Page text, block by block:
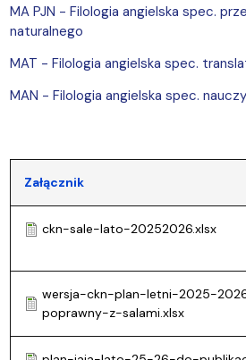
MA PJN - Filologia angielska spec.
naturalnego
MAT - Filologia angielska spec.
MAN - Filologia angielska spec.
Załącznik
ckn-sale-lato-20252026.xlsx
wersja-ckn-plan-letni-2025-
poprawny-z-salami.xlsx